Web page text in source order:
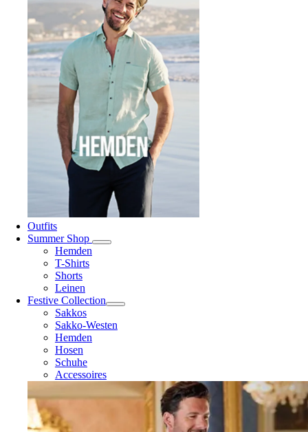
Outfits
Summer Shop
Hemden
T-Shirts
Shorts
Leinen
Festive Collection
Sakkos
Sakko-Westen
Hemden
Hosen
Schuhe
Accessoires